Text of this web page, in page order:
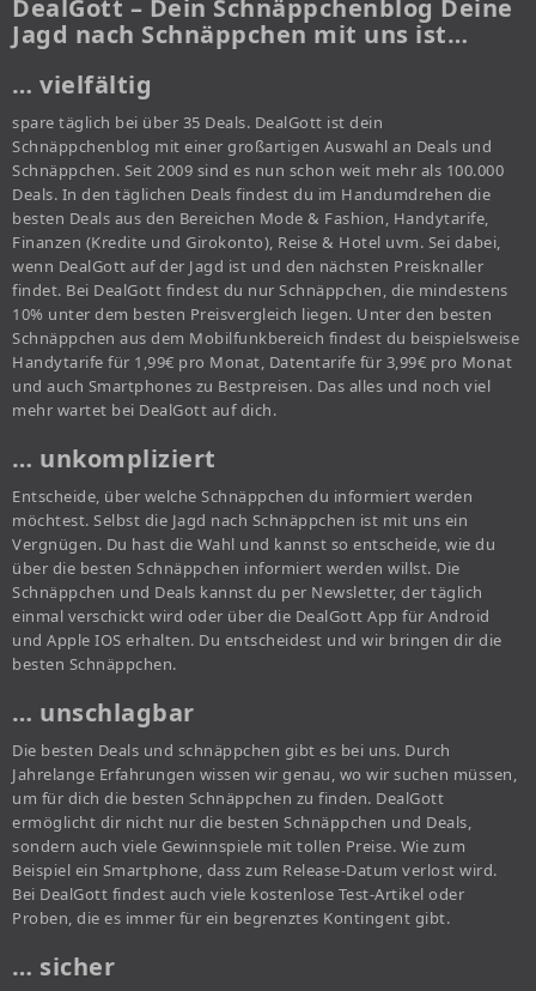
DealGott – Dein Schnäppchenblog Deine
Jagd nach Schnäppchen mit uns ist…
… vielfältig
spare täglich bei über 35 Deals. DealGott ist dein
Schnäppchenblog mit einer großartigen Auswahl an Deals und
Schnäppchen. Seit 2009 sind es nun schon weit mehr als 100.000
Deals. In den täglichen Deals findest du im Handumdrehen die
besten Deals aus den Bereichen Mode & Fashion, Handytarife,
Finanzen (Kredite und Girokonto), Reise & Hotel uvm. Sei dabei,
wenn DealGott auf der Jagd ist und den nächsten Preisknaller
findet. Bei DealGott findest du nur Schnäppchen, die mindestens
10% unter dem besten Preisvergleich liegen. Unter den besten
Schnäppchen aus dem Mobilfunkbereich findest du beispielsweise
Handytarife für 1,99€ pro Monat, Datentarife für 3,99€ pro Monat
und auch Smartphones zu Bestpreisen. Das alles und noch viel
mehr wartet bei DealGott auf dich.
… unkompliziert
Entscheide, über welche Schnäppchen du informiert werden
möchtest. Selbst die Jagd nach Schnäppchen ist mit uns ein
Vergnügen. Du hast die Wahl und kannst so entscheide, wie du
über die besten Schnäppchen informiert werden willst. Die
Schnäppchen und Deals kannst du per Newsletter, der täglich
einmal verschickt wird oder über die DealGott App für Android
und Apple IOS erhalten. Du entscheidest und wir bringen dir die
besten Schnäppchen.
… unschlagbar
Die besten Deals und schnäppchen gibt es bei uns. Durch
Jahrelange Erfahrungen wissen wir genau, wo wir suchen müssen,
um für dich die besten Schnäppchen zu finden. DealGott
ermöglicht dir nicht nur die besten Schnäppchen und Deals,
sondern auch viele Gewinnspiele mit tollen Preise. Wie zum
Beispiel ein Smartphone, dass zum Release-Datum verlost wird.
Bei DealGott findest auch viele kostenlose Test-Artikel oder
Proben, die es immer für ein begrenztes Kontingent gibt.
… sicher